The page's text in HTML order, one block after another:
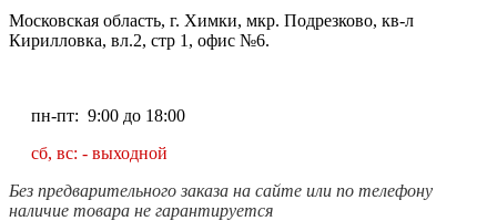
Московская область, г. Химки, мкр. Подрезково, кв-л
Кирилловка, вл.2, стр 1, офис №6.
пн-пт: 9:00 до 18:00
сб, вс: - выходной
Без предварительного заказа на сайте или по телефону
наличие товара не гарантируется